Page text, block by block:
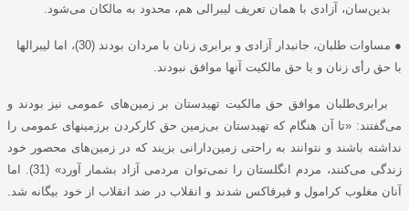
بدین‌سان، آزادی با همان تعریف لیبرالی هم، محدود به مالکان می‌شود.
● مساوات طلبان، جانبدار آزادی و برابری زنان با مردان بودند (30)، اما لیبرالها
با حق رأی زنان و با حق مالکیت آنها موافق نبودند.
برابری‌طلبان موافق حق مالکیت تهیدستان بر زمین‌های عمومی نیز بودند و
می‌گفتند: «تا آن هنگام که تهیدستان بی‌زمین حق کارکردن برزمینهای عمومی را
نداشته باشند و نتوانند به راحتی زمین‌دارانی بزیند که در زمین‌های محصور خود
زندگی می‌کنند، مردم انگلستان را نمی‌توان مردمی آزاد بشمار آورد» (31). اما
آنان مغلوب کرامول و فیرفاکس شدند و انقلاب در ضد انقلاب از خود بیگانه شد.